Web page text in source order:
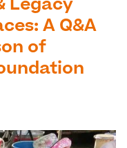
Legacy
A Q&A
of